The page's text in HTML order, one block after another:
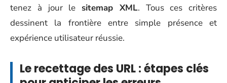
tenez à jour le sitemap XML. Tous ces critères
dessinent la frontière entre simple présence et
expérience utilisateur réussie.
Le recettage des URL : étapes clés